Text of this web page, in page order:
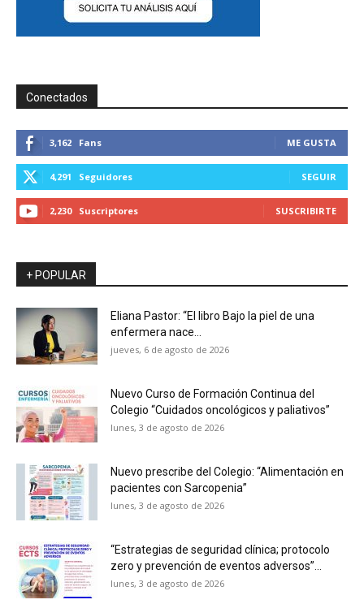
Conectados
3,162 Fans ME GUSTA
4,291 Seguidores SEGUIR
2,230 Suscriptores SUSCRIBIRTE
+ POPULAR
Eliana Pastor: “El libro Bajo la piel de una
enfermera nace...
jueves, 6 de agosto de 2026
Nuevo Curso de Formación Continua del
Colegio “Cuidados oncológicos y paliativos”
lunes, 3 de agosto de 2026
Nuevo prescribe del Colegio: “Alimentación en
pacientes con Sarcopenia”
lunes, 3 de agosto de 2026
“Estrategias de seguridad clínica; protocolo
zero y prevención de eventos adversos”...
lunes, 3 de agosto de 2026